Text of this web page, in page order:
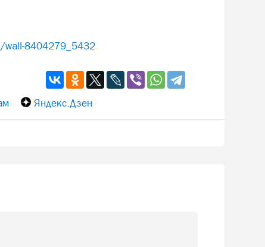
8404279_5432
Яндекс.Дзен